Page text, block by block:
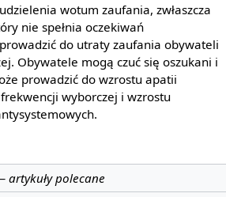
wotum zaufania, zwłaszcza
nie spełnia oczekiwań
do utraty zaufania obywateli
Obywatele mogą czuć się oszukani i
prowadzić do wzrostu apatii
wyborczej i wzrostu
artykuły polecane